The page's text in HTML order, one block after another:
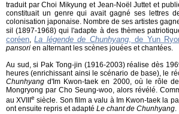
traduit par Choi Mikyung et Jean-Noël Juttet et
constituait un genre qui avait gagné ses lettres
colonisation japonaise. Nombre de ses artistes
sil (1897-1968) qui l'adapte à des thèmes
coréen,La légende de Chunhyang, de Yun
pansori en alternant les scènes jouées et chantées.
Au sud, si Pak Tong-jin (1916-2003) réalise dès
heures (enrichissant ainsi le scénario de base), le
Chunhyang d'Im Kwon-taek en 2000, où le rôle
Mongryong par Cho Seung-woo, alors révélé.
au XVIIIe siècle. Son film a valu à Im Kwon-taek la
ont ensuite repris et adapté Le chant de Chunhyang.